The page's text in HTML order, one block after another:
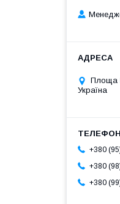
Площа
Україна
+380
+380
+380